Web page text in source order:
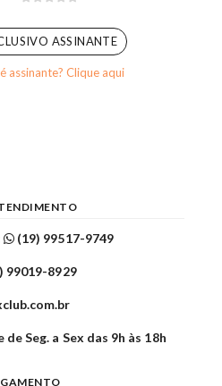
ASSINANTE
assinante? Clique aqui
(19) 99517-9749
99019-8929
Seg. a Sex das 9h às 18h